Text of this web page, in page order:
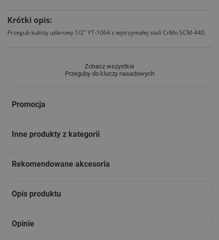
Krótki opis:
Przegub kulisty udarowy 1/2" YT-1064 z wytrzymałej stali CrMo SCM-440.
Zobacz wszystkie
Przeguby do kluczy nasadowych
Promocja
Inne produkty z kategorii
Rekomendowane akcesoria
Opis produktu
Opinie